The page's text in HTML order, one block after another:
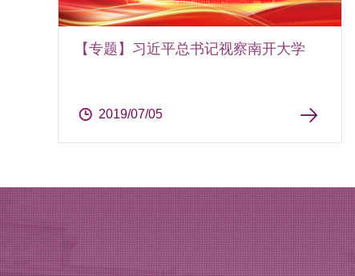
【专题】习近平总书记视察南开大学
2019/07/05